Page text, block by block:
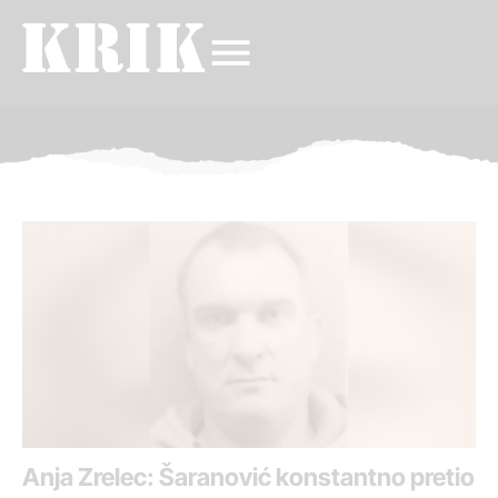
Anja Zrelec: Šaranović konstantno pretio